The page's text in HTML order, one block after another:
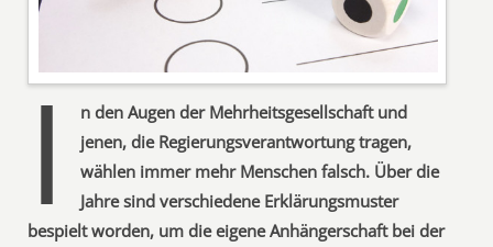
I
n den Augen der Mehrheitsgesellschaft und
jenen, die Regierungsverantwortung tragen,
wählen immer mehr Menschen falsch. Über die
Jahre sind verschiedene Erklärungsmuster
bespielt worden, um die eigene Anhängerschaft bei der